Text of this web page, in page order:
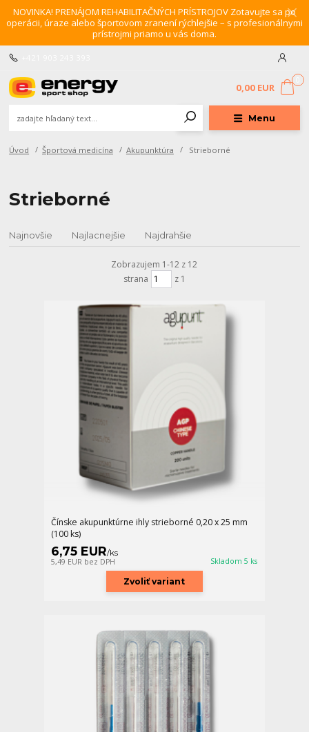
NOVINKA! PRENÁJOM REHABILITAČNÝCH PRÍSTROJOV Zotavujte sa po
operácii, úraze alebo športovom zranení rýchlejšie – s profesionálnymi
prístrojmi priamo u vás doma.
Menu
0,00 EUR
Úvod Športová medicína Akupunktúra Strieborné
Strieborné
Najnovšie Najlacnejšie Najdrahšie
Zobrazujem 1-12 z 12
strana
z 1
Čínske akupunktúrne ihly strieborné 0,20 x 25 mm
(100 ks)
6,75 EUR/ks
5,49 EUR bez DPH Skladom 5 ks
Zvoliť variant